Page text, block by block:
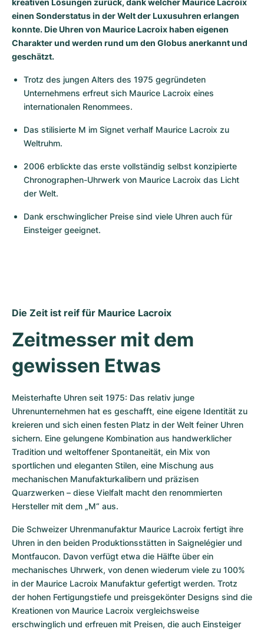
Milgauss
Oyster Perpetual
Yacht-Master II
Sea-Dweller
Submariner
Damenuhren
Ronde
Rotonde
Pasha
Tortue
Ballon Blanc
Roadster
Professional
Bentley
Cockpit
Chronospace
Galactic
Montbrillant
Formula 1
Grand Carrera
Damenuhren
Portofino
Portugieser
Aquatimer
Spitfire
Vintage
Gebraucht
Spirit of Big Bang
King Power
kreativen Lösungen zurück, dank welcher Maurice Lacroix
einen Sonderstatus in der Welt der Luxusuhren erlangen
konnte. Die Uhren von Maurice Lacroix haben eigenen
Charakter und werden rund um den Globus anerkannt und
geschätzt.
Trotz des jungen Alters des 1975 gegründeten
Unternehmens erfreut sich Maurice Lacroix eines
internationalen Renommees.
Das stilisierte M im Signet verhalf Maurice Lacroix zu
Weltruhm.
2006 erblickte das erste vollständig selbst konzipierte
Chronographen-Uhrwerk von Maurice Lacroix das Licht
der Welt.
Dank erschwinglicher Preise sind viele Uhren auch für
Einsteiger geeignet.
Die Zeit ist reif für Maurice Lacroix
Zeitmesser mit dem
gewissen Etwas
Meisterhafte Uhren seit 1975: Das relativ junge
Uhrenunternehmen hat es geschafft, eine eigene Identität zu
kreieren und sich einen festen Platz in der Welt feiner Uhren
sichern. Eine gelungene Kombination aus handwerklicher
Tradition und weltoffener Spontaneität, ein Mix von
sportlichen und eleganten Stilen, eine Mischung aus
mechanischen Manufakturkalibern und präzisen
Quarzwerken – diese Vielfalt macht den renommierten
Hersteller mit dem „M“ aus.
Die Schweizer Uhrenmanufaktur Maurice Lacroix fertigt ihre
Uhren in den beiden Produktionsstätten in Saignelégier und
Montfaucon. Davon verfügt etwa die Hälfte über ein
mechanisches Uhrwerk, von denen wiederum viele zu 100%
in der Maurice Lacroix Manufaktur gefertigt werden. Trotz
der hohen Fertigungstiefe und preisgekönter Designs sind die
Kreationen von Maurice Lacroix vergleichsweise
erschwinglich und erfreuen mit Preisen, die auch Einsteiger